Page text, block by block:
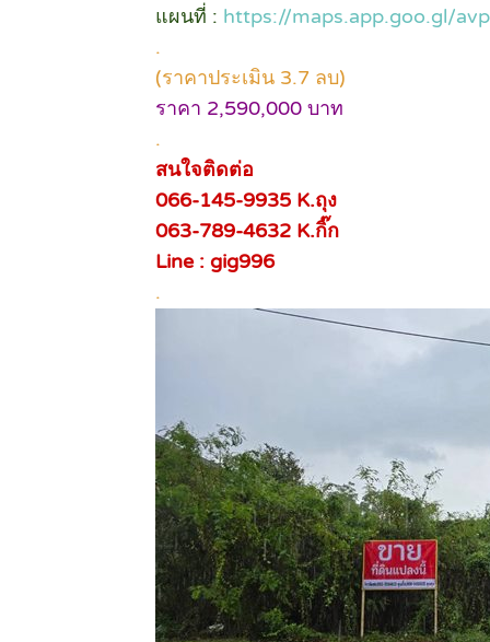
แผนที่ : https://maps.app.goo.gl/
.
(ราคาประเมิน 3.7 ลบ)
ราคา 2,590,000 บาท
.
สนใจติดต่อ
066-145-9935 K.ถุง
063-789-4632 K.กิ๊ก
Line : gig996
.